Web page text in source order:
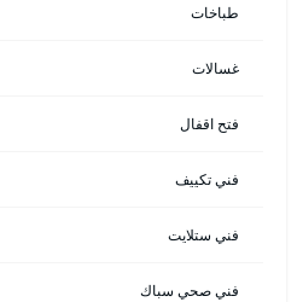
طباخات
غسالات
فتح اقفال
فني تكييف
فني ستلايت
فني صحي سباك